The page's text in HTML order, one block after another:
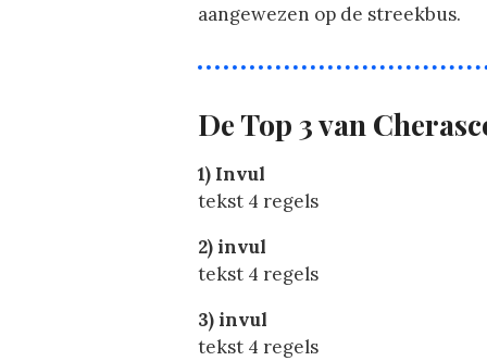
aangewezen op de streekbus.
De Top 3 van
1) Invul
tekst 4 regels
2) invul
tekst 4 regels
3) invul
tekst 4 regels